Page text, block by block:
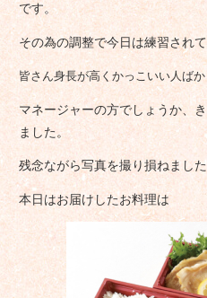
です。
その為の調整で今日は練習されて
皆さん身長が高くかっこいい人ば
マネージャーの方でしょうか、
ました。
残念ながら写真を撮り損ねまし
本日はお届けしたお料理は